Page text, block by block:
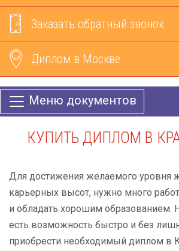
Заказать обратный звонок
Диплом в Москве
Меню документов
КУПИТЬ ДИПЛОМ В
Для достижения желаемого уровня
карьерных высот, нужно много
и обладать хорошим образованием.
есть возможность быстро и без
приобрести необходимый диплом в